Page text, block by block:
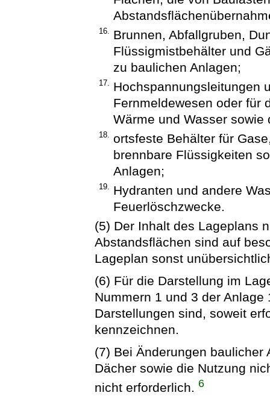
16.
Brunnen, Abfallgruben,
Flüssigmistbehälter und
zu baulichen Anlagen;
17.
Hochspannungsleitungen
Fernmeldewesen oder für
Wärme und Wasser
18.
ortsfeste Behälter für
brennbare Flüssigkeiten
Anlagen;
19.
Hydranten und andere
Feuerlöschzwecke.
(5) Der Inhalt des Lageplans
Abstandsflächen sind auf
Lageplan sonst
(6) Für die Darstellung im
Nummern 1 und 3 der
Darstellungen sind, soweit
kennzeichnen.
(7) Bei Änderungen baulicher
Dächer sowie die Nutzung
nicht erforderlich. 6